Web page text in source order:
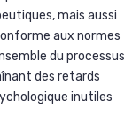
mais aussi
aux normes
du processus
des retards
inutiles